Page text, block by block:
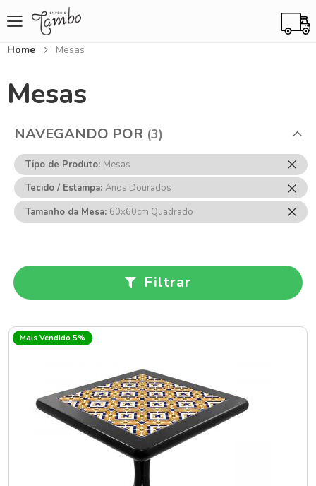
Home Mesas
Mesas
Filtrar
Mais Vendido 5%
NAVEGANDO POR
Tipo de Produto Mesas
Esse
Item
Tecido / Estampa Anos Dourados
Esse
Item
Tamanho da Mesa 60x60cm Quadrado
Esse